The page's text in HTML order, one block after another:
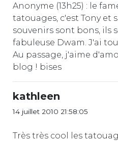
Anonyme (13h25) : le
tatouages, c'est Tony et
souvenirs sont bons, ils
fabuleuse Dwam. J'ai
Au passage, j'aime
blog ! bises
kathleen
14 juillet 2010 21:58:05
Très très cool les